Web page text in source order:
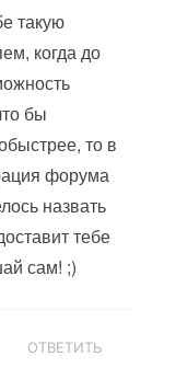
такую
когда до
бы
то в
форума
назвать
тебе
сам! ;)
ОТВЕТИТЬ